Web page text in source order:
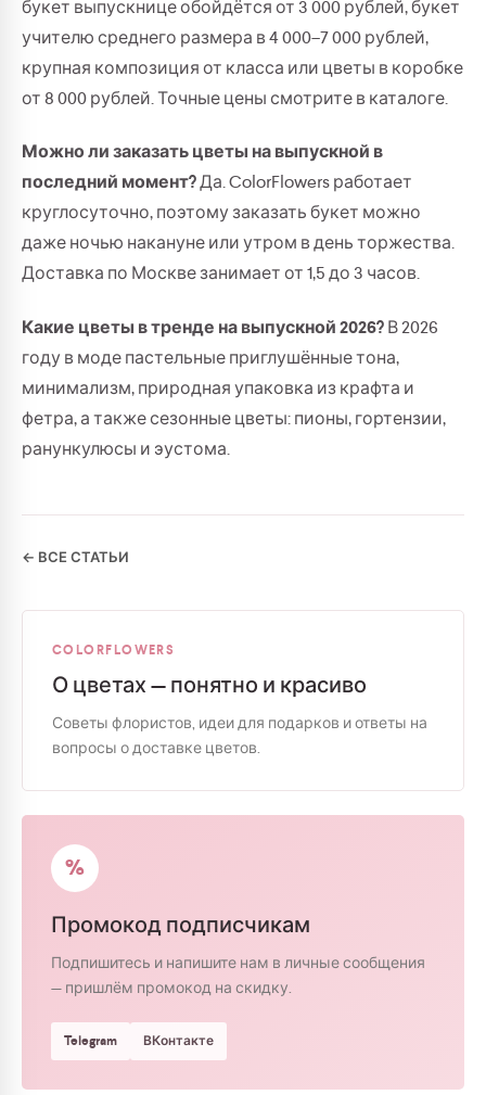
букет выпускнице обойдётся от 3 000 рублей, букет
учителю среднего размера в 4 000–7 000 рублей,
крупная композиция от класса или цветы в коробке
от 8 000 рублей. Точные цены смотрите в каталоге.
Можно ли заказать цветы на выпускной в
последний момент?Да. ColorFlowers работает
круглосуточно, поэтому заказать букет можно
даже ночью накануне или утром в день торжества.
Доставка по Москве занимает от 1,5 до 3 часов.
Какие цветы в тренде на выпускной 2026?В 2026
году в моде пастельные приглушённые тона,
минимализм, природная упаковка из крафта и
фетра, а также сезонные цветы: пионы, гортензии,
ранункулюсы и эустома.
← ВСЕ СТАТЬИ
COLORFLOWERS
О цветах — понятно и красиво
Советы флористов, идеи для подарков и ответы на
вопросы о доставке цветов.
%
Промокод подписчикам
Подпишитесь и напишите нам в личные сообщения
— пришлём промокод на скидку.
Telegram ВКонтакте